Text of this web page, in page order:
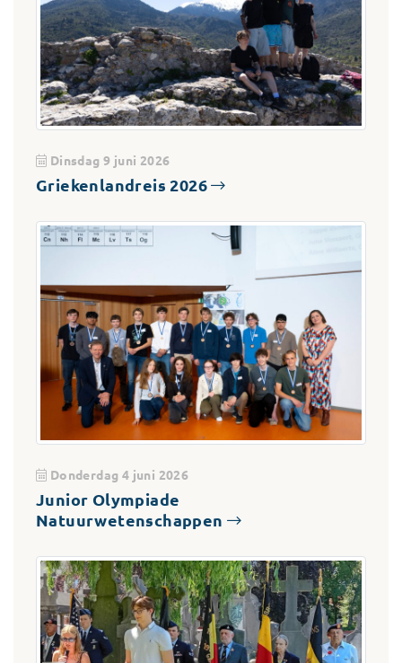
Dinsdag 9 juni 2026
Griekenlandreis 2026
Donderdag 4 juni 2026
Junior Olympiade
Natuurwetenschappen